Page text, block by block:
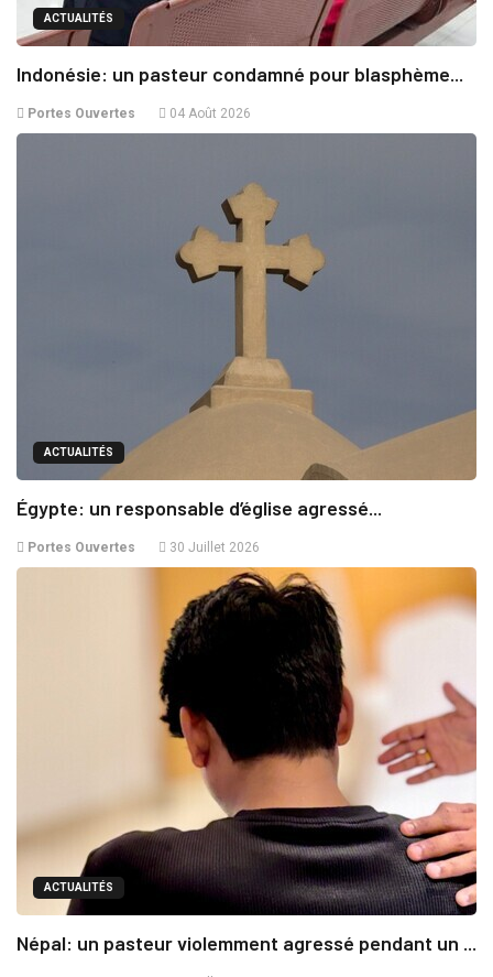
ACTUALITÉS
Indonésie: un pasteur condamné pour blasphème...
Portes Ouvertes 04 Août 2026
ACTUALITÉS
Égypte: un responsable d’église agressé...
Portes Ouvertes 30 Juillet 2026
ACTUALITÉS
Népal: un pasteur violemment agressé pendant un ...